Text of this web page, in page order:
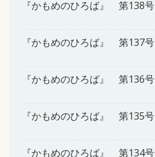
『かもめのひろば』 第138号
『かもめのひろば』 第137号
『かもめのひろば』 第136号
『かもめのひろば』 第135号
『かもめのひろば』 第134号